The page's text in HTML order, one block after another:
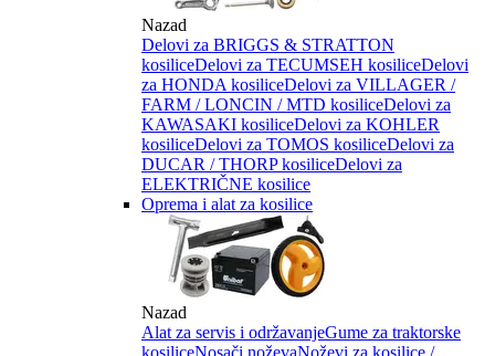
Nazad
Delovi za BRIGGS & STRATTON
kosiliceDelovi za TECUMSEH kosiliceDelovi
za HONDA kosiliceDelovi za VILLAGER /
FARM / LONCIN / MTD kosiliceDelovi za
KAWASAKI kosiliceDelovi za KOHLER
kosiliceDelovi za TOMOS kosiliceDelovi za
DUCAR / THORP kosiliceDelovi za
ELEKTRIČNE kosilice
Oprema i alat za kosilice
Nazad
Alat za servis i održavanjeGume za traktorske
kosiliceNosači noževaNoževi za kosilice /